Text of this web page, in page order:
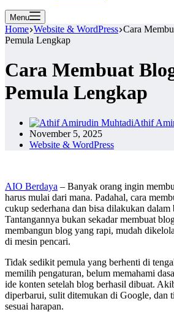
Menu
Home Website & WordPress Cara
Pemula Lengkap
Cara Membuat
Pemula Lengkap
Athif
November 5, 2025
Website & WordPress
AIO Berdaya – Banyak orang ingin
harus mulai dari mana. Padahal, cara
cukup sederhana dan bisa dilakukan dalam
Tantangannya bukan sekadar membuat
membangun blog yang rapi, mudah
di mesin pencari.
Tidak sedikit pemula yang berhenti di
memilih pengaturan, belum memahami
ide konten setelah blog berhasil dibuat.
diperbarui, sulit ditemukan di Google, dan
sesuai harapan.